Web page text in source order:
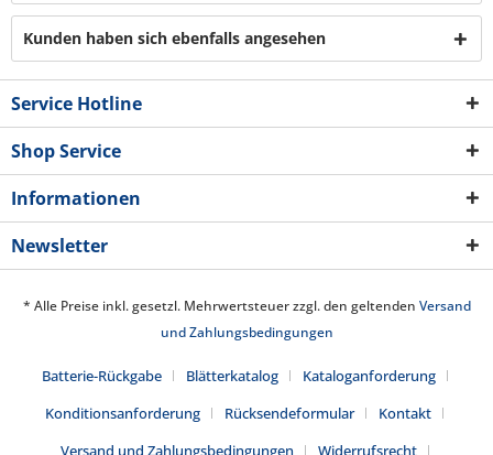
Kunden haben sich ebenfalls angesehen
Service Hotline
Shop Service
Informationen
Newsletter
* Alle Preise inkl. gesetzl. Mehrwertsteuer zzgl. den geltenden Versand
und Zahlungsbedingungen
Batterie-Rückgabe Blätterkatalog
Kataloganforderung
Konditionsanforderung
Rücksendeformular
Kontakt
Versand und Zahlungsbedingungen
Widerrufsrecht